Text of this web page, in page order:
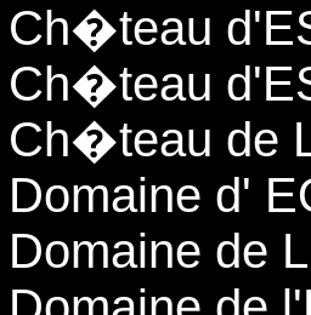
Ch�teau
Ch�teau
Ch�teau de
Domaine d'
Domaine de